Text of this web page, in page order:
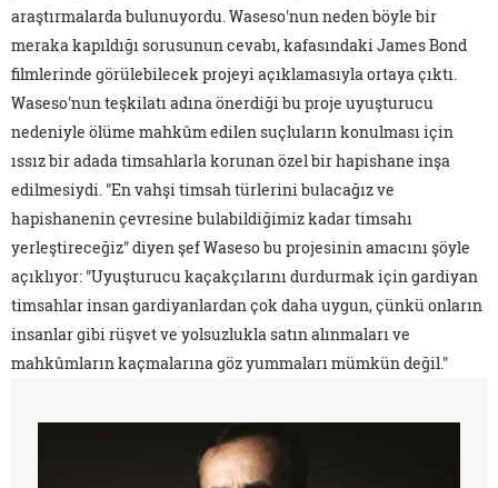
araştırmalarda bulunuyordu. Waseso'nun neden böyle bir
meraka kapıldığı sorusunun cevabı, kafasındaki James Bond
filmlerinde görülebilecek projeyi açıklamasıyla ortaya çıktı.
Waseso'nun teşkilatı adına önerdiği bu proje uyuşturucu
nedeniyle ölüme mahkûm edilen suçluların konulması için
ıssız bir adada timsahlarla korunan özel bir hapishane inşa
edilmesiydi. "En vahşi timsah türlerini bulacağız ve
hapishanenin çevresine bulabildiğimiz kadar timsahı
yerleştireceğiz" diyen şef Waseso bu projesinin amacını şöyle
açıklıyor: "Uyuşturucu kaçakçılarını durdurmak için gardiyan
timsahlar insan gardiyanlardan çok daha uygun, çünkü onların
insanlar gibi rüşvet ve yolsuzlukla satın alınmaları ve
mahkûmların kaçmalarına göz yummaları mümkün değil."